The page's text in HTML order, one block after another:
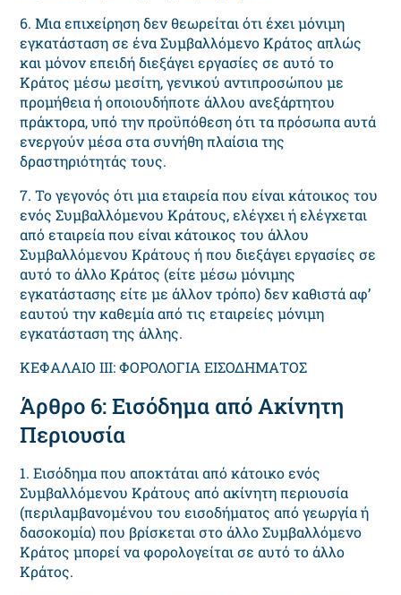
6. Μια επιχείρηση δεν θεωρείται ότι έχει μόνιμη
εγκατάσταση σε ένα Συμβαλλόμενο Κράτος απλώς
και μόνον επειδή διεξάγει εργασίες σε αυτό το
Κράτος μέσω μεσίτη, γενικού αντιπροσώπου με
προμήθεια ή οποιουδήποτε άλλου ανεξάρτητου
πράκτορα, υπό την προϋπόθεση ότι τα πρόσωπα αυτά
ενεργούν μέσα στα συνήθη πλαίσια της
δραστηριότητάς τους.
7. Το γεγονός ότι μια εταιρεία που είναι κάτοικος του
ενός Συμβαλλόμενου Κράτους, ελέγχει ή ελέγχεται
από εταιρεία που είναι κάτοικος του άλλου
Συμβαλλόμενου Κράτους ή που διεξάγει εργασίες σε
αυτό το άλλο Κράτος (είτε μέσω μόνιμης
εγκατάστασης είτε με άλλον τρόπο) δεν καθιστά αφ’
εαυτού την καθεμία από τις εταιρείες μόνιμη
εγκατάσταση της άλλης.
ΚΕΦΑΛΑΙΟ III: ΦΟΡΟΛΟΓΙΑ ΕΙΣΟΔΗΜΑΤΟΣ
Άρθρο 6: Εισόδημα από Ακίνητη
Περιουσία
1. Εισόδημα που αποκτάται από κάτοικο ενός
Συμβαλλόμενου Κράτους από ακίνητη περιουσία
(περιλαμβανομένου του εισοδήματος από γεωργία ή
δασοκομία) που βρίσκεται στο άλλο Συμβαλλόμενο
Κράτος μπορεί να φορολογείται σε αυτό το άλλο
Κράτος.